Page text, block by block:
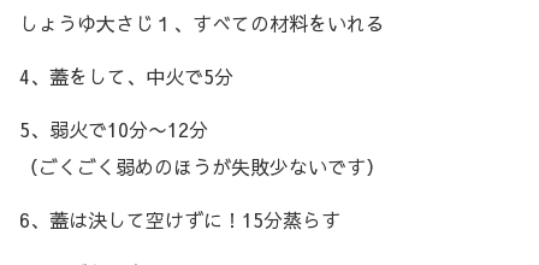
しょうゆ大さじ１、すべての材料をいれる
4、蓋をして、中火で5分
5、弱火で10分〜12分
（ごくごく弱めのほうが失敗少ないです）
6、蓋は決して空けずに！15分蒸らす